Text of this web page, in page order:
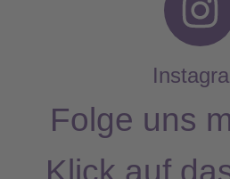
n
s
t
a
Folge uns
Klick auf